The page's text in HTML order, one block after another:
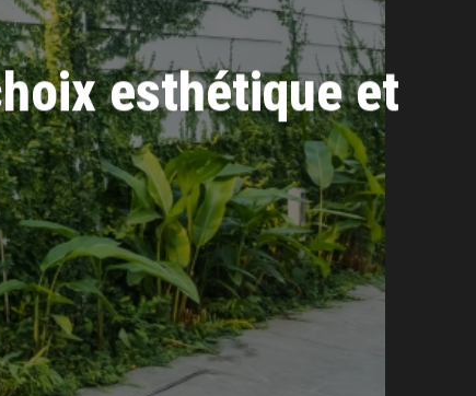
esthétique et